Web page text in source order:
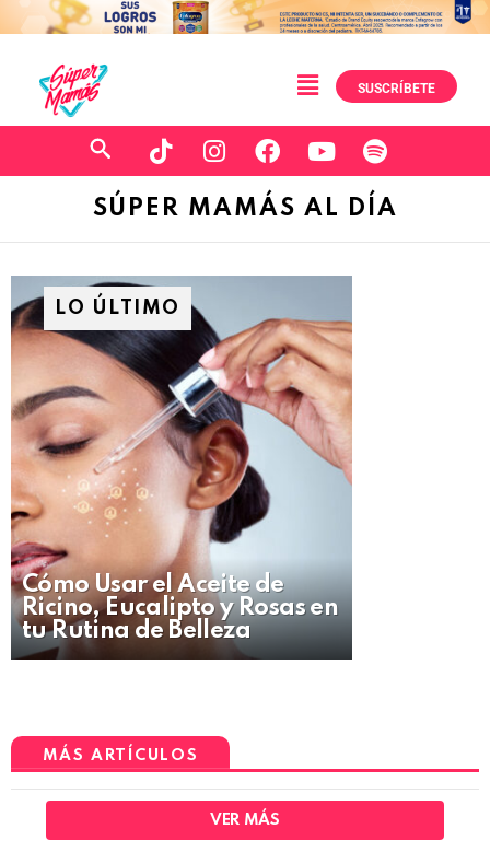
SUSCRÍBETE
SÚPER MAMÁS AL DÍA
LO ÚLTIMO
Cómo Usar el Aceite de
Ricino, Eucalipto y Rosas en
tu Rutina de Belleza
MÁS ARTÍCULOS
VER MÁS